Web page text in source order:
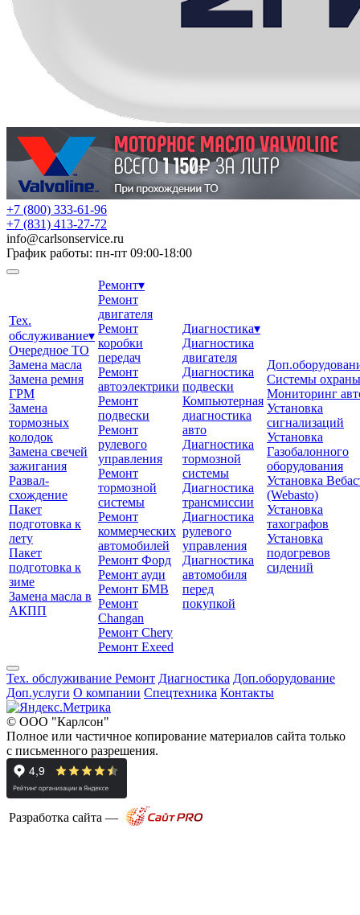
+7 (800) 333-61-96
+7 (831) 413-27-72
info@carlsonservice.ru
График работы: пн-пт 09:00-18:00
Тех.
обслуживание▾
Очередное ТО
Замена масла
Замена ремня
ГРМ
Замена
тормозных
колодок
Замена свечей
зажигания
Развал-
схождение
Пакет
подготовка к
лету
Пакет
подготовка к
зиме
Замена масла в
АКПП
Ремонт▾
Ремонт
двигателя
Ремонт
коробки
передач
Ремонт
автоэлектрики
Ремонт
подвески
Ремонт
рулевого
управления
Ремонт
тормозной
системы
Ремонт
коммерческих
автомобилей
Ремонт Форд
Ремонт ауди
Ремонт БМВ
Ремонт
Changan
Ремонт Chery
Ремонт Exeed
Диагностика▾
Диагностика
двигателя
Диагностика
подвески
Компьютерная
диагностика
авто
Диагностика
тормозной
системы
Диагностика
трансмиссии
Диагностика
рулевого
управления
Диагностика
автомобиля
перед
покупкой
Системы охраны
Мониторинг
Установка
сигнализаций
Установка
Газобалонного
оборудования
Установка
(Webasto)
Установка
тахографов
Установка
подогревов
сидений
Тех. обслуживание Ремонт Диагностика Доп.оборудование
Доп.услуги О компании Спецтехника Контакты
© ООО "Карлсон"
Полное или частичное копирование материалов сайта только
с письменного разрешения.
Разработка сайта —